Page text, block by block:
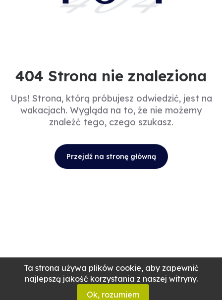
Ta strona używa plików cookie, aby zapewnić
najlepszą jakość korzystania z naszej witryny.
Ok, rozumiem
404 Strona nie znaleziona
Ups! Strona, którą próbujesz odwiedzić, jest na
wakacjach. Wygląda na to, że nie możemy
znaleźć tego, czego szukasz.
Przejdź na stronę główną